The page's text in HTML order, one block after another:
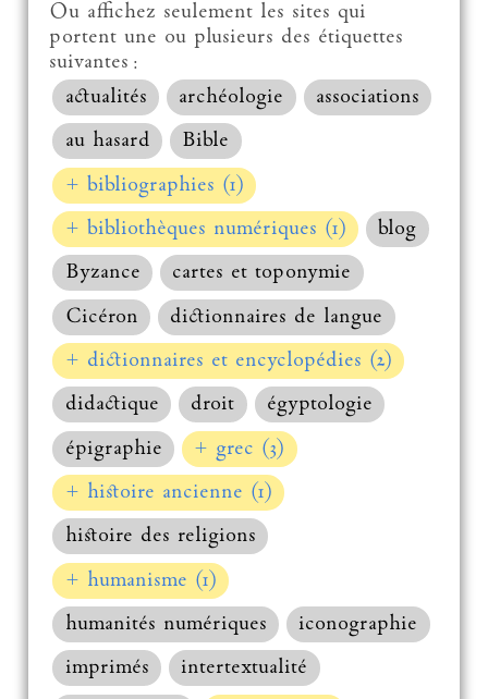
Ou affichez seulement les sites qui
portent une ou plusieurs des étiquettes
suivantes :
actualités
archéologie
associations
au hasard
Bible
+ bibliographies (1)
+ bibliothèques numériques (1)
blog
Byzance
cartes et toponymie
Cicéron
dictionnaires de langue
+ dictionnaires et encyclopédies (2)
didactique
droit
égyptologie
épigraphie
+ grec (3)
+ histoire ancienne (1)
histoire des religions
+ humanisme (1)
humanités numériques
iconographie
imprimés
intertextualité